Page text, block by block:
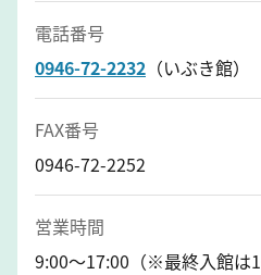
電話番号
0946-72-2232 （いぶき館）
FAX番号
0946-72-2252
営業時間
9:00〜17:00（※最終入館は